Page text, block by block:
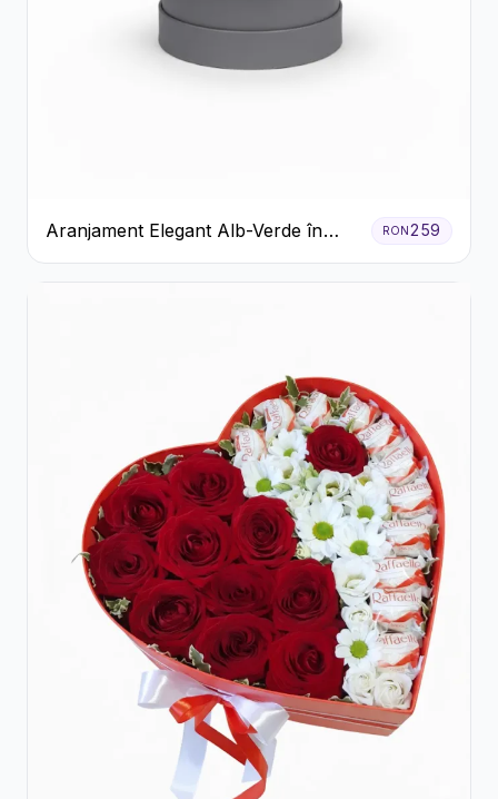
Aranjament Elegant Alb-Verde în
Cutie Gri
RON259